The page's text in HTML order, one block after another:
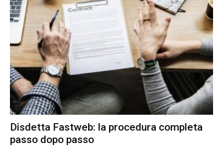
Disdetta Fastweb: la procedura completa
passo dopo passo